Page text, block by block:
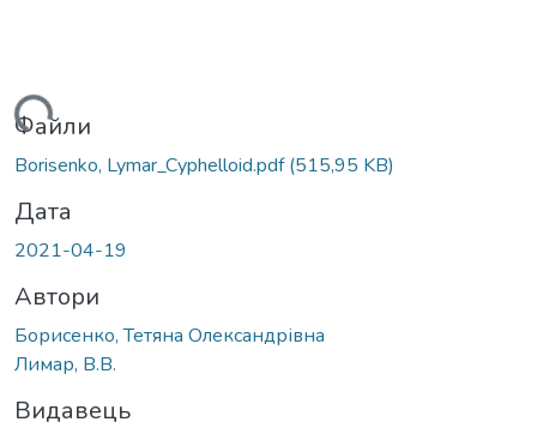
Файли
Borisenko, Lymar_Cyphelloid.pdf(515,95 KB)
Дата
2021-04-19
Автори
Борисенко, Тетяна Олександрівна
Лимар, В.В.
Видавець